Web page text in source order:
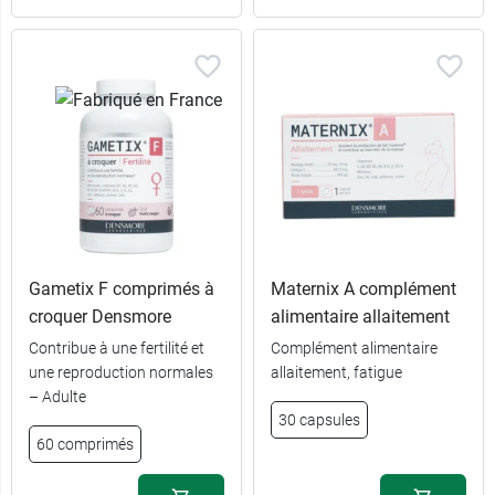
Gametix F comprimés à
croquer Densmore
Contribue à une fertilité et
une reproduction normales
– Adulte
60 comprimés
Maternix A complément
alimentaire allaitement
Complément alimentaire
allaitement, fatigue
30 capsules